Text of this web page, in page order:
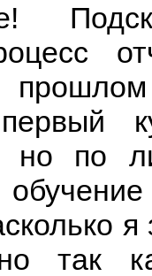
но по
но так